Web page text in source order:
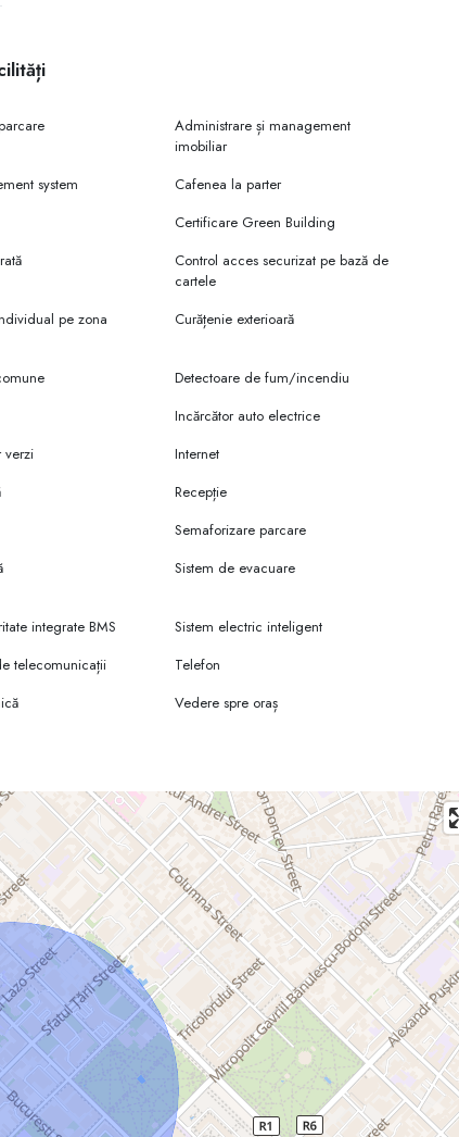
și cafenele
afaceri
deschiderea unui nou proiect grandios: Centrul ce afaceri UBC -
cel Mare și Sfânt 115/1. Clădirea se încadrează în peisajul
ca o clădire puternică, sigură și modernă, cu o atenție
Administrare și management
imobiliar
system
Cafenea la parter
Certificare Green Building
Control acces securizat pe bază de
cartele
pe zona
Curățenie exterioară
Detectoare de fum/incendiu
Incărcător auto electrice
verzi
Internet
Recepție
Semaforizare parcare
Sistem de evacuare
integrate BMS
Sistem electric inteligent
telecomunicații
Telefon
Vedere spre oraș